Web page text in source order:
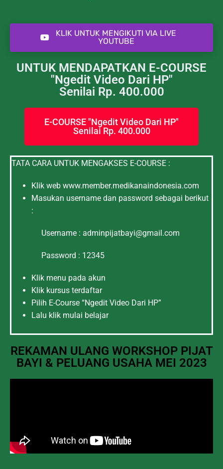
KLIK UNTUK MENGIKUTI VIA LIVE
YOUTUBE
UNTUK MENDAPATKAN E-COURSE
"Ngedit Video Dari HP"
Senilai Rp. 400.000
E-COURSE "Ngedit Video Dari HP"
Senilai Rp. 400.000
TATA CARA UNTUK MENGAKSES E-COURSE :
Klik web www.member.medikanaindonesia.com
Masukan username dan password sebagai berikut
:
Username : adminpijatbayi@gmail.com
Password : 12345
Klik menu pada akun
Klik kursus terdaftar
Pilih E-Course “Ngedit Video Dari HP”
Lalu klik mulai belajar
REKAMAN ULANG WORKSHOP PIJAT
BAYI & PELUANG USAHA MEI 2023